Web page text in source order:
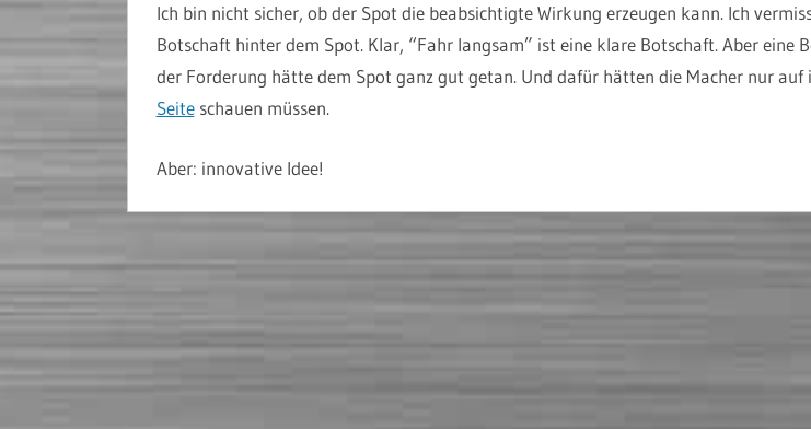
Ich bin nicht sicher, ob der Spot die beabsichtigte Wirkung erzeugen kann. Ich
Botschaft hinter dem Spot. Klar, “Fahr langsam” ist eine klare Botschaft. Aber eine
der Forderung hätte dem Spot ganz gut getan. Und dafür hätten die Macher nur auf
Seiteschauen müssen.
Aber: innovative Idee!